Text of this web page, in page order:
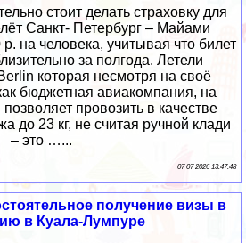
стоит делать страховку для
Санкт- Петербург – Майами
на человека, учитывая что билет
за полгода. Летели
которая несмотря на своё
бюджетная авиакомпания, на
провозить в качестве
до 23 кг, не считая ручной клади
– это …...
07 07 2026 13:47:48
получение визы в
в Куала-Лумпуре